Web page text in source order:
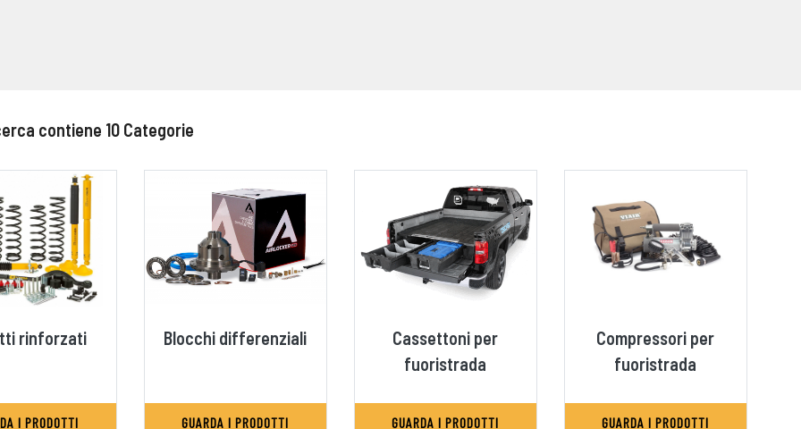
contiene 10Categorie
rinforzati
I PRODOTTI
Blocchi differenziali
GUARDA I PRODOTTI
Cassettoni per
fuoristrada
GUARDA I PRODOTTI
Compressori per
fuoristrada
GUARDA I PRODOTTI